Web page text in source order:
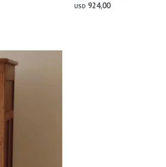
USD 924,00